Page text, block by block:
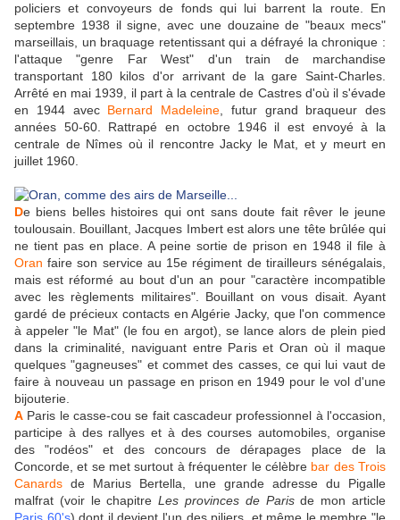
policiers et convoyeurs de fonds qui lui barrent la route. En
septembre 1938 il signe, avec une douzaine de "beaux mecs"
marseillais, un braquage retentissant qui a défrayé la chronique :
l'attaque "genre Far West" d'un train de marchandise
transportant 180 kilos d'or arrivant de la gare Saint-Charles.
Arrêté en mai 1939, il part à la centrale de Castres d'où il s'évade
en 1944 avec Bernard Madeleine , futur grand braqueur des
années 50-60. Rattrapé en octobre 1946 il est envoyé à la
centrale de Nîmes où il rencontre Jacky le Mat, et y meurt en
juillet 1960.
De biens belles histoires qui ont sans doute fait rêver le jeune
toulousain. Bouillant, Jacques Imbert est alors une tête brûlée qui
ne tient pas en place. A peine sortie de prison en 1948 il file à
Oran faire son service au 15e régiment de tirailleurs sénégalais,
mais est réformé au bout d'un an pour "caractère incompatible
avec les règlements militaires". Bouillant on vous disait. Ayant
gardé de précieux contacts en Algérie Jacky, que l'on commence
à appeler "le Mat" (le fou en argot), se lance alors de plein pied
dans la criminalité, naviguant entre Paris et Oran où il maque
quelques "gagneuses" et commet des casses, ce qui lui vaut de
faire à nouveau un passage en prison en 1949 pour le vol d'une
bijouterie.
A Paris le casse-cou se fait cascadeur professionnel à l'occasion,
participe à des rallyes et à des courses automobiles, organise
des "rodéos" et des concours de dérapages place de la
Concorde, et se met surtout à fréquenter le célèbre bar des Trois
Canards de Marius Bertella, une grande adresse du Pigalle
malfrat (voir le chapitreLes provinces de Parisde mon article